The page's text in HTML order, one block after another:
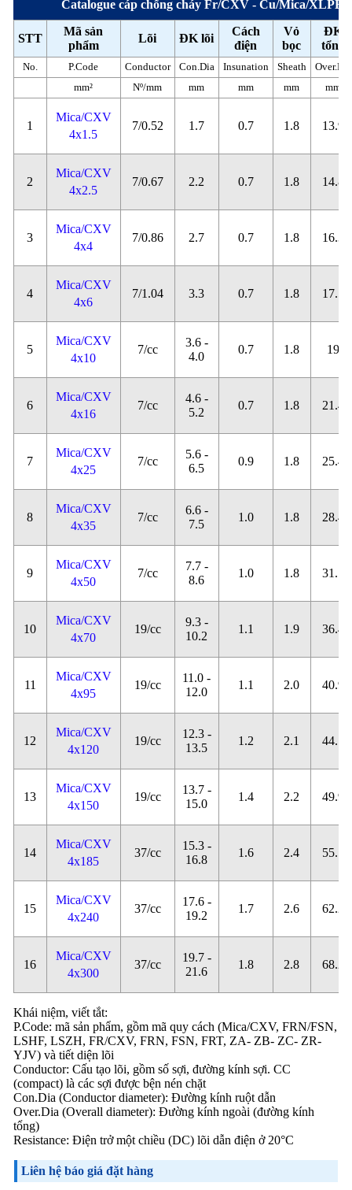
Catalogue cáp chống cháy Fr/CXV - Cu/Mica/XLPE/
STT
Mã sản
phẩm
Lõi ĐK lõi
Cách
điện
Vỏ
bọc
ĐK
tổng
No. P.Code Conductor Con.Dia Insunation Sheath
Over.Dia
mm²
Nº/mm mm mm mm mm
1
Mica/CXV
4x1.5
7/0.52 1.7 0.7 1.8 13.9
2
Mica/CXV
4x2.5
7/0.67 2.2 0.7 1.8 14.8
3
Mica/CXV
4x4
7/0.86 2.7 0.7 1.8 16.3
4
Mica/CXV
4x6
7/1.04 3.3 0.7 1.8 17.5
5
Mica/CXV
4x10
7/cc
3.6 -
4.0
0.7 1.8 19
6
Mica/CXV
4x16
7/cc
4.6 -
5.2
0.7 1.8 21.4
7
Mica/CXV
4x25
7/cc
5.6 -
6.5
0.9 1.8 25.4
8
Mica/CXV
4x35
7/cc
6.6 -
7.5
1.0 1.8 28.4
9
Mica/CXV
4x50
7/cc
7.7 -
8.6
1.0 1.8 31.7
10
Mica/CXV
4x70
19/cc
9.3 -
10.2
1.1 1.9 36.4
11
Mica/CXV
4x95
19/cc
11.0 -
12.0
1.1 2.0 40.9
12
Mica/CXV
4x120
19/cc
12.3 -
13.5
1.2 2.1 44.7
13
Mica/CXV
4x150
19/cc
13.7 -
15.0
1.4 2.2 49.9
14
Mica/CXV
4x185
37/cc
15.3 -
16.8
1.6 2.4 55.1
15
Mica/CXV
4x240
37/cc
17.6 -
19.2
1.7 2.6 62.2
16
Mica/CXV
4x300
37/cc
19.7 -
21.6
1.8 2.8 68.2
Khái niệm, viết tắt:
P.Code: mã sản phẩm, gồm mã quy cách (Mica/CXV, FRN/FSN,
LSHF, LSZH, FR/CXV, FRN, FSN, FRT, ZA- ZB- ZC- ZR-
YJV) và tiết diện lõi
Conductor: Cấu tạo lõi, gồm số sợi, đường kính sợi. CC
(compact) là các sợi được bện nén chặt
Con.Dia (Conductor diameter): Đường kính ruột dẫn
Over.Dia (Overall diameter): Đường kính ngoài (đường kính
tổng)
Resistance: Điện trở một chiều (DC) lõi dẫn điện ở 20°C
Liên hệ báo giá đặt hàng